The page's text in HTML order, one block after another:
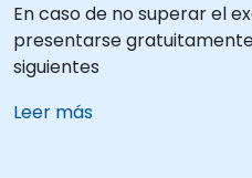
En caso de no superar el
presentarse
siguientes
Leer más